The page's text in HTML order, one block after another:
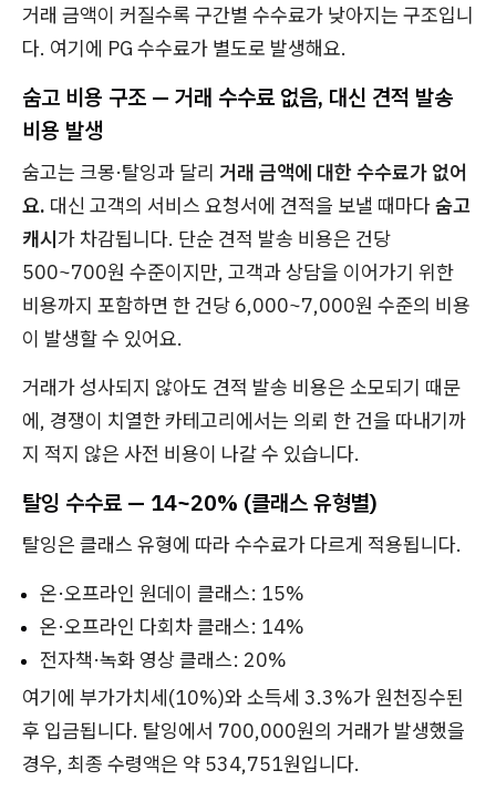
거래 금액이 커질수록 구간별 수수료가 낮아지는 구조입니
다. 여기에 PG 수수료가 별도로 발생해요.
숨고 비용 구조 — 거래 수수료 없음, 대신 견적 발송
비용 발생
숨고는 크몽·탈잉과 달리 거래 금액에 대한 수수료가 없어
요. 대신 고객의 서비스 요청서에 견적을 보낼 때마다숨고
캐시가 차감됩니다. 단순 견적 발송 비용은 건당
500~700원 수준이지만, 고객과 상담을 이어가기 위한
비용까지 포함하면 한 건당 6,000~7,000원 수준의 비용
이 발생할 수 있어요.
거래가 성사되지 않아도 견적 발송 비용은 소모되기 때문
에, 경쟁이 치열한 카테고리에서는 의뢰 한 건을 따내기까
지 적지 않은 사전 비용이 나갈 수 있습니다.
탈잉 수수료 — 14~20% (클래스 유형별)
탈잉은 클래스 유형에 따라 수수료가 다르게 적용됩니다.
온·오프라인 원데이 클래스: 15%
온·오프라인 다회차 클래스: 14%
전자책·녹화 영상 클래스: 20%
여기에 부가가치세(10%)와 소득세 3.3%가 원천징수된
후 입금됩니다. 탈잉에서 700,000원의 거래가 발생했을
경우, 최종 수령액은 약 534,751원입니다.